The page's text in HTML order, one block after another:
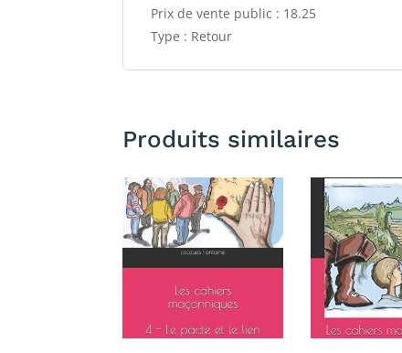
Prix de vente public : 18.25
Type : Retour
Produits similaires